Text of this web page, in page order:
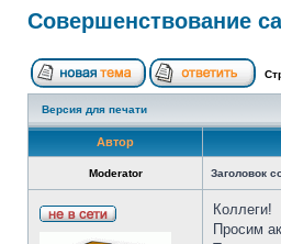
Совершенствование
Версия для печати
Автор
Moderator Заголовок
Коллеги!
Просим